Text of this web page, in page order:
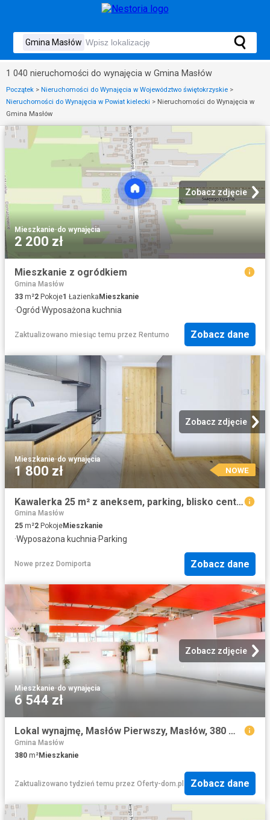
1 040 nieruchomości do wynajęcia w Gmina Masłów
Początek > Nieruchomości do Wynajęcia w Województwo świętokrzyskie >
Nieruchomości do Wynajęcia w Powiat kielecki > Nieruchomości do Wynajęcia w
Gmina Masłów
Zobacz zdjęcie
Mieszkanie·do wynajęcia
2 200 zł
Mieszkanie z ogródkiem
Gmina Masłów
33 m²2 Pokoje1 ŁazienkaMieszkanie
·Ogród·Wyposażona kuchnia
Zaktualizowano miesiąc temu przez Rentumo Zobacz dane
Zobacz zdjęcie
Mieszkanie·do wynajęcia
1 800 zł NOWE
Kawalerka 25 m² z aneksem, parking, blisko centrum
Gmina Masłów
25 m²2 PokojeMieszkanie
·Wyposażona kuchnia·Parking
Nowe przez Domiporta Zobacz dane
Zobacz zdjęcie
Mieszkanie·do wynajęcia
6 544 zł
Lokal wynajmę, Masłów Pierwszy, Masłów, 380 m2, cena: 6 544 zł
Gmina Masłów
380 m²Mieszkanie
Zaktualizowano tydzień temu przez Oferty-dom.pl Zobacz dane